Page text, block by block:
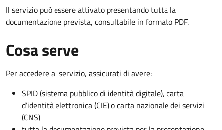
Il servizio può essere attivato presentando tutta la
documentazione prevista, consultabile in formato PDF.
Cosa serve
Per accedere al servizio, assicurati di avere:
SPID (sistema pubblico di identità digitale), carta
d’identità elettronica (CIE) o carta nazionale dei servizi
(CNS)